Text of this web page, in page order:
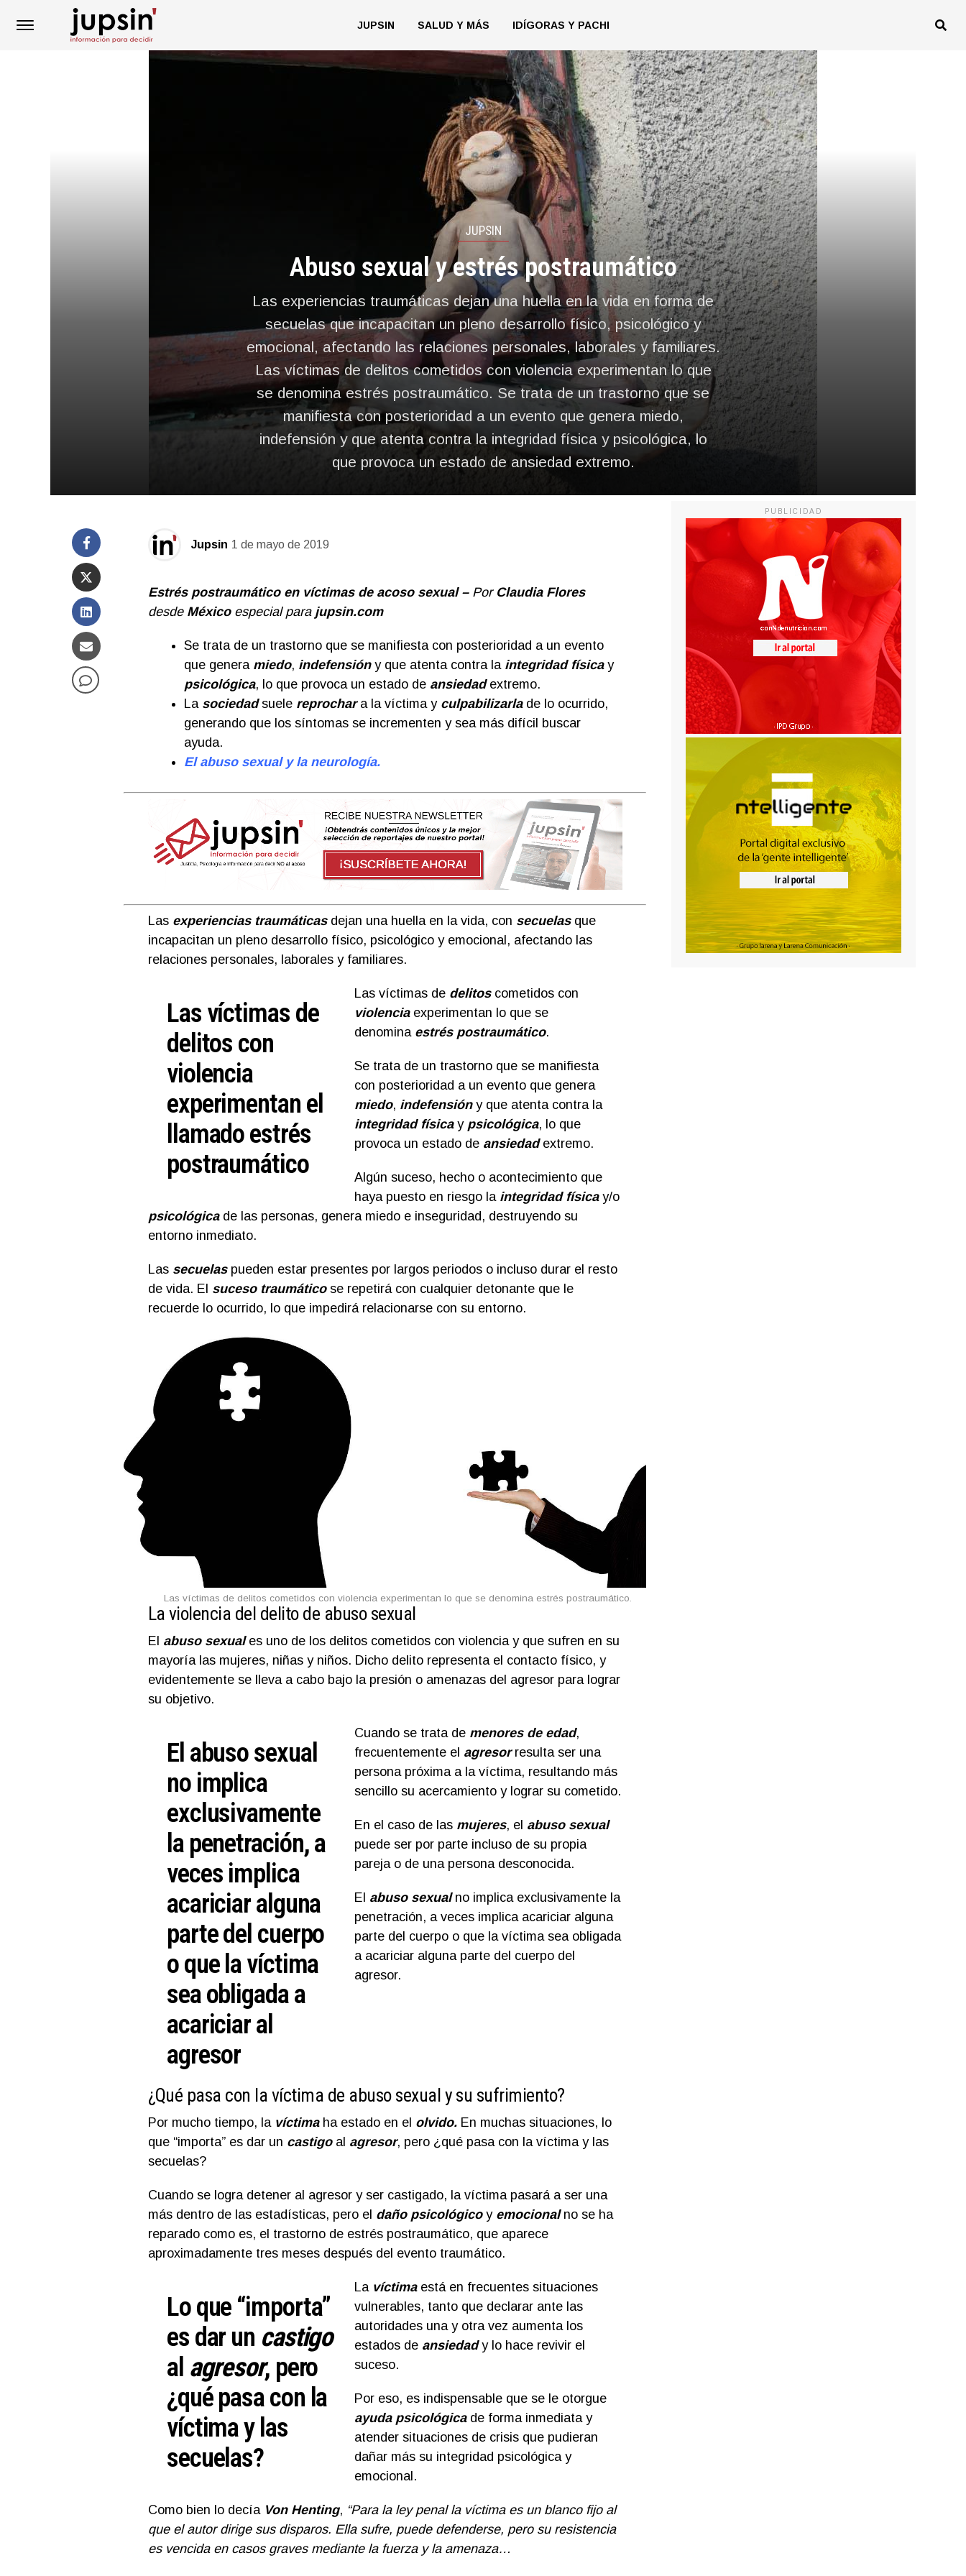
JUPSIN SALUD Y MÁS IDÍGORAS Y PACHI
JUPSIN
Abuso sexual y estrés postraumático
Las experiencias traumáticas dejan una huella en la vida en forma de
secuelas que incapacitan un pleno desarrollo físico, psicológico y
emocional, afectando las relaciones personales, laborales y familiares.
Las víctimas de delitos cometidos con violencia experimentan lo que
se denomina estrés postraumático. Se trata de un trastorno que se
manifiesta con posterioridad a un evento que genera miedo,
indefensión y que atenta contra la integridad física y psicológica, lo
que provoca un estado de ansiedad extremo.
Jupsin 1 de mayo de 2019
Estrés postraumático en víctimas de acoso sexual – Por Claudia Flores
desdeMéxico especial para jupsin.com
Se trata de un trastorno que se manifiesta con posterioridad a un evento
que genera miedo, indefensióny que atenta contra la integridad físicay
psicológica, lo que provoca un estado de ansiedad extremo.
Lasociedadsuele reprochara la víctima y culpabilizarla de lo ocurrido,
generando que los síntomas se incrementen y sea más difícil buscar
ayuda.
El abuso sexual y la neurología.
Las experiencias traumáticasdejan una huella en la vida, con secuelasque
incapacitan un pleno desarrollo físico, psicológico y emocional, afectando las
relaciones personales, laborales y familiares.
Las víctimas de
delitos con
violencia
experimentan el
llamado estrés
postraumático
Las víctimas de delitos cometidos con
violenciaexperimentan lo que se
denominaestrés postraumático.
Se trata de un trastorno que se manifiesta
con posterioridad a un evento que genera
miedo, indefensióny que atenta contra la
integridad físicay psicológica, lo que
provoca un estado de ansiedad extremo.
Algún suceso, hecho o acontecimiento que
haya puesto en riesgo la integridad física y/o
psicológicade las personas, genera miedo e inseguridad, destruyendo su
entorno inmediato.
Las secuelaspueden estar presentes por largos periodos o incluso durar el resto
de vida. El suceso traumático se repetirá con cualquier detonante que le
recuerde lo ocurrido, lo que impedirá relacionarse con su entorno.
Las víctimas de delitos cometidos con violencia experimentan lo que se denomina estrés postraumático.
La violencia del delito de abuso sexual
El abuso sexual es uno de los delitos cometidos con violencia y que sufren en su
mayoría las mujeres, niñas y niños. Dicho delito representa el contacto físico, y
evidentemente se lleva a cabo bajo la presión o amenazas del agresor para lograr
su objetivo.
El abuso sexual
no implica
exclusivamente
la penetración, a
veces implica
acariciar alguna
parte del cuerpo
o que la víctima
sea obligada a
acariciar al
agresor
Cuando se trata de menores de edad,
frecuentemente el agresorresulta ser una
persona próxima a la víctima, resultando más
sencillo su acercamiento y lograr su cometido.
En el caso de las mujeres, el abuso sexual
puede ser por parte incluso de su propia
pareja o de una persona desconocida.
El abuso sexual no implica exclusivamente la
penetración, a veces implica acariciar alguna
parte del cuerpo o que la víctima sea obligada
a acariciar alguna parte del cuerpo del
agresor.
¿Qué pasa con la víctima de abuso sexual y su sufrimiento?
Por mucho tiempo, la víctima ha estado en el olvido. En muchas situaciones, lo
que “importa” es dar un castigo al agresor, pero ¿qué pasa con la víctima y las
secuelas?
Cuando se logra detener al agresor y ser castigado, la víctima pasará a ser una
más dentro de las estadísticas, pero el daño psicológico y emocional no se ha
reparado como es, el trastorno de estrés postraumático, que aparece
aproximadamente tres meses después del evento traumático.
Lo que “importa”
es dar un castigo
al agresor, pero
¿qué pasa con la
víctima y las
secuelas?
La víctima está en frecuentes situaciones
vulnerables, tanto que declarar ante las
autoridades una y otra vez aumenta los
estados de ansiedady lo hace revivir el
suceso.
Por eso, es indispensable que se le otorgue
ayuda psicológicade forma inmediata y
atender situaciones de crisis que pudieran
dañar más su integridad psicológica y
emocional.
Como bien lo decía Von Henting, “Para la ley penal la víctima es un blanco fijo al
que el autor dirige sus disparos. Ella sufre, puede defenderse, pero su resistencia
es vencida en casos graves mediante la fuerza y la amenaza…
PUBLICIDAD